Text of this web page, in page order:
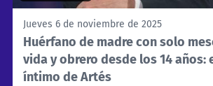
Jueves 6 de noviembre de 2025
Huérfano de madre con solo
vida y obrero desde los 14 años:
íntimo de Artés